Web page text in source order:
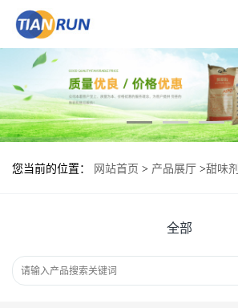
您当前的位置： 网站首页 > 产品展厅 >甜味剂
全部